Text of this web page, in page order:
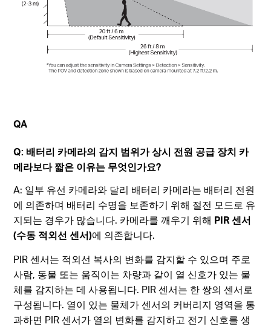
QA
Q: 배터리 카메라의 감지 범위가 상시 전원 공급 장치 카
메라보다 짧은 이유는 무엇인가요?
A: 일부 유선 카메라와 달리 배터리 카메라는 배터리 전원
에 의존하며 배터리 수명을 보존하기 위해 절전 모드로 유
지되는 경우가 많습니다. 카메라를 깨우기 위해 PIR 센서
(수동 적외선 센서)에 의존합니다.
PIR 센서는 적외선 복사의 변화를 감지할 수 있으며 주로
사람, 동물 또는 움직이는 차량과 같이 열 신호가 있는 물
체를 감지하는 데 사용됩니다. PIR 센서는 한 쌍의 센서로
구성됩니다. 열이 있는 물체가 센서의 커버리지 영역을 통
과하면 PIR 센서가 열의 변화를 감지하고 전기 신호를 생